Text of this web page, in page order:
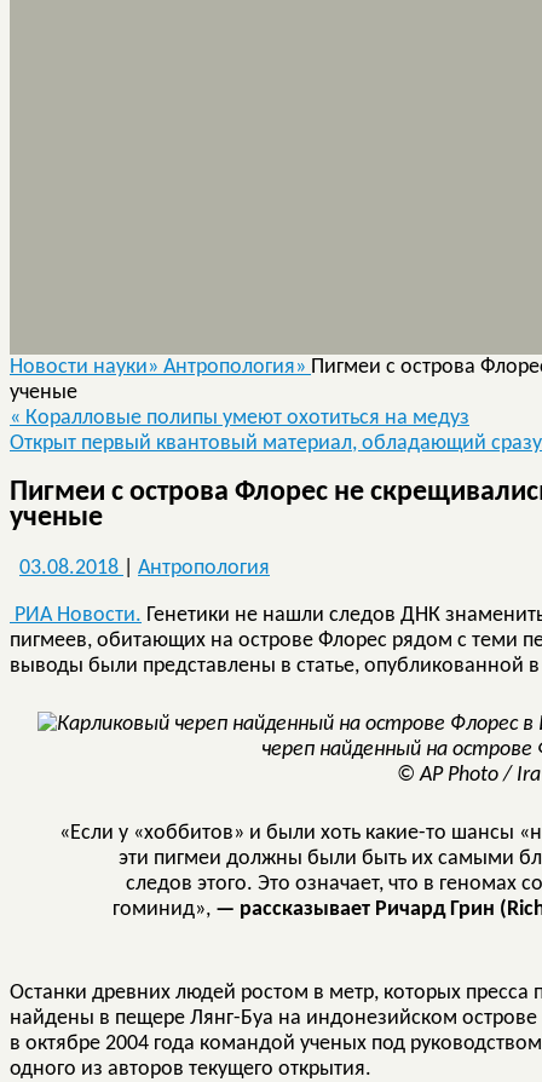
Новости науки» Антропология» Пигмеи с острова
ученые
« Коралловые полипы умеют охотиться на медуз
Открыт первый квантовый материал, обладающий
Пигмеи с острова Флорес не
ученые
03.08.2018 Антропология
РИА Новости. Генетики не нашли следов ДНК
пигмеев, обитающих на острове Флорес рядом с теми
выводы были представлены в статье, опубликованной
череп найденный на острове
© AP Photo /
«Если у «хоббитов» и были хоть какие-то шансы
эти пигмеи должны были быть их самыми
следов этого. Это означает, что в
гоминид», — рассказывает Ричард Грин
Останки древних людей ростом в метр, которых пресса
найдены в пещере Лянг-Буа на индонезийском
в октябре 2004 года командой ученых под
одного из авторов текущего открытия.